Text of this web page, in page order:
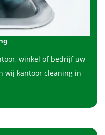
winkel of bedrijf uw
wij kantoor cleaning in